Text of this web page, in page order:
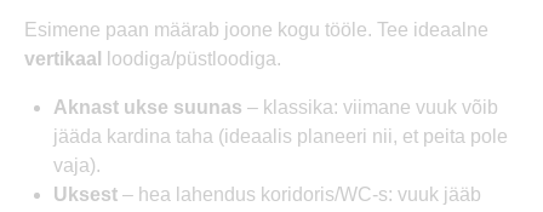
Esimene paan määrab joone kogu tööle. Tee ideaalne
vertikaal
loodiga/püstloodiga.
Aknast ukse suunas – klassika: viimane vuuk võib
jääda kardina taha (ideaalis planeeri nii, et peita pole
vaja).
Uksest – hea lahendus koridoris/WC-s: vuuk jääb